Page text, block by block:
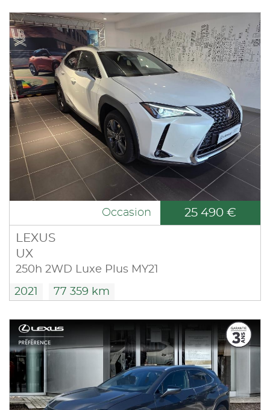
Occasion 25 490 €
LEXUS
UX
250h 2WD Luxe Plus MY21
2021 77 359 km